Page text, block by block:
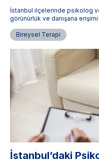
İstanbul ilçelerinde psikolog
görünürlük ve danışana
Bireysel Terapi
İstanbul’daki